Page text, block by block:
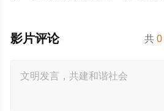
共0
影片评论